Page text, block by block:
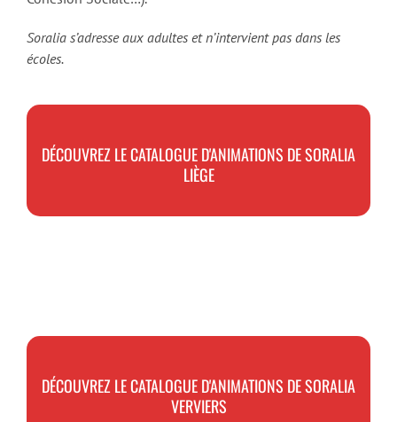
Soralia s’adresse aux adultes et n’intervient pas dans les
écoles.
DÉCOUVREZ LE CATALOGUE D'ANIMATIONS DE SORALIA
LIÈGE
DÉCOUVREZ LE CATALOGUE D'ANIMATIONS DE SORALIA
VERVIERS